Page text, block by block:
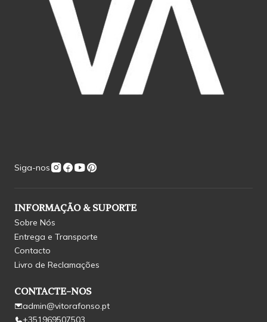
Siga-nos
INFORMAÇÃO & SUPORTE
Sobre Nós
Entrega e Transporte
Contacto
Livro de Reclamações
CONTACTE-NOS
admin@vitorafonso.pt
+351969507503